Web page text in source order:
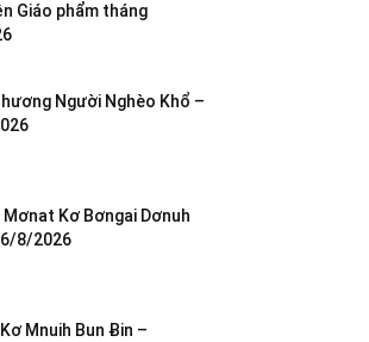
Giáo phẩm tháng
Người Nghèo Khổ –
Mơnat Kơ Bơngai Dơnuh
6/8/2026
Mnuih Bun Ƀin –